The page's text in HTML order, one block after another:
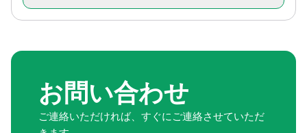
お問い合わせ
ご連絡いただければ、すぐにご連絡させていただ